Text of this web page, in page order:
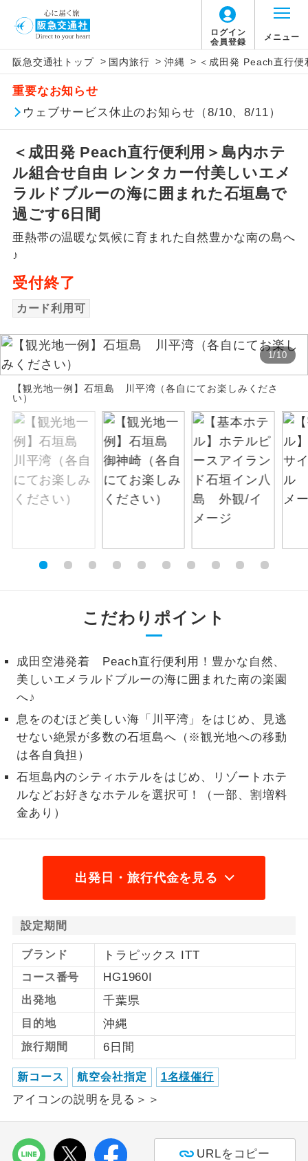
ログイン
会員登録
メニュー
阪急交通社トップ > 国内旅行 > 沖縄 > ＜成田発 Peach直行
重要なお知らせ
ウェブサービス休止のお知らせ（8/10、8/11）
＜成田発 Peach直行便利用＞島内ホテ
ル組合せ自由 レンタカー付美しいエメ
ラルドブルーの海に囲まれた石垣島で
過ごす6日間
亜熱帯の温暖な気候に育まれた自然豊かな南の島へ
♪
受付終了
カード利用可
1/10
【観光地一例】石垣島 川平湾（各自にてお楽しみくださ
い）
こだわりポイント
成田空港発着 Peach直行便利用！豊かな自然、
美しいエメラルドブルーの海に囲まれた南の楽園
へ♪
息をのむほど美しい海「川平湾」をはじめ、見逃
せない絶景が多数の石垣島へ（※観光地への移動
は各自負担）
石垣島内のシティホテルをはじめ、リゾートホテ
ルなどお好きなホテルを選択可！（一部、割増料
金あり）
出発日・旅行代金を見る
設定期間
ブランド トラピックス ITT
コース番号 HG1960I
出発地 千葉県
目的地 沖縄
旅行期間 6日間
新コース 航空会社指定 1名様催行
アイコンの説明を見る＞＞
URLをコピー
アイコン 説明
添乗員同行
往路出発空港（駅）から復路到着空港
（駅）まで同行します。
現地添乗員同
行
現地到着空港（駅）から最終日出発空港
（駅）まで添乗員が同行します。
バスガイド乗
務
バスガイドが乗務し、車内での観光案内
世界遺産
絶景 絶景スポットに立ち寄るコースです。
温泉 温泉地にも宿泊するコースです。
露天風呂
す。
大浴場 ご宿泊ホテルに大浴場が付いています。
全食事付き
全てのお食事が付いていますので、お食
事の心配はいりません。（機内食を除
お部屋食
お部屋にてゆっくりとお召し上がりいた
だけます。
トラベルイヤ
周りの音を気にせず、ガイドさんの説明
1名様から出発可能な個人型プランで
2名様催行
2名様から出発可能な個人型プランで
おひとり様参
加限定
おひとり様限定でご参加いただけるコー
スです。
1名様1室同代
1名様1室利用でも追加料金がかからない
コースです。
す。
女性限定
す。
航空会社指定
利用航空会社が指定なので、ご出発の計
画にとても便利です。
ホテル指定
ご紹介するホテルを指定したコースで
す。
おひとり様バ
ス2席利用
おひとり様でバス席を2席利⽤できま
す。